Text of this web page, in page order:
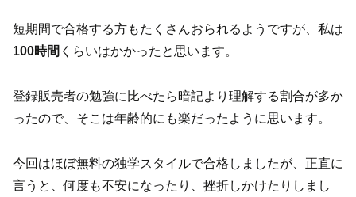
短期間で合格する方もたくさんおられるようですが、私は
100時間 くらいはかかったと思います。
登録販売者の勉強に比べたら暗記より理解する割合が多か
ったので、そこは年齢的にも楽だったように思います。
今回はほぼ無料の独学スタイルで合格しましたが、正直に
言うと、何度も不安になったり、挫折しかけたりしまし